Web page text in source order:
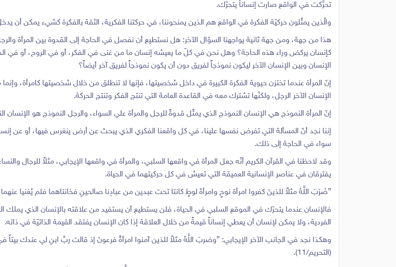
تحرَّكت في الواقع صارت إنساناً يتحرّك.
والّذين يمثّلون حركيّة الفكرة في الواقع هم الذين يمنحوننا، في حركتنا الفكرية، الثقة بالفكرة كشيء يمكن أن
هذا من جهة، ومن جهة ثانية يواجهنا السؤال الآخر: هل نستطيع أن نفصل في الحاجة إلى القدوة بين المرأة
كإنسان يركض وراء هذه الحاجة؟ وهل نحن في كلّ ما يعيشه إنسان ما من غنى في الفكر، أو في الروح، أو
الإنسان وبين الإنسان الآخر ليكون نموذجاً لفريق دون أن يكون نموذجاً لفريق آخر أيضاً؟
إنّ المرأة عندما تختزن حيوية الفكرة الكبيرة في داخل شخصيتها، فإنها لا تنطلق من خلال شخصيتها كامرأة،
الإنسان الآخر الرجل، ولكنّها تشترك معه في القاعدة العامة التي تنتج الفكر وتنتج الحركة.
إنّ المرأة النموذج هي الإنسان النموذج الذي يمثّل قدوةً للرجل والمرأة علي السواء، والرجل النموذج هو الإنسان
إننا نجد أنّ المسألة التي تفرض نفسها علينا، في كل واقعنا الفكري الذي يبحث عن أرض ينغرس فيها، أو عن
سواء في الحاجة إلى ذلك.
وقد لاحظنا في القرآن الكريم أنّه جعل المرأة في واقعها السلبي، والمرأة في واقعها الإيجابي، مثلاً للرجال
يفترقان في عناصر الإنسانية العميقة التي تعيش في كل حركيتهما في الحياة.
{ضَرَبَ اللَّهُ مثلاً للذينَ كفروا امرأة نوحٍ وامرأةَ لوطٍ كانتا تحت عبدين من عبادِنا صالحينِ فخانتاهما فلم يُغنيا عنهما
فالإنسان عندما يتحرّك في الموقع السلبي في الحياة، فلن يستطيع أن يستفيد من علاقته بالإنسان الذي يملك
الفردية، ولا يمكن لإنسان أن يعطي إنساناً قيمةً من خلال العلاقة إذا كان الإنسان يفتقد القيمة الذاتيّة في ذاته.
وهكذا نجد في الجانب الآخر الإيجابي: {وضربَ اللَّهُ مثلاً للذين آمنوا امرأةً فرعونَ إذ قالت ربِّ ابنِ لي عندك
(التحريم/11).